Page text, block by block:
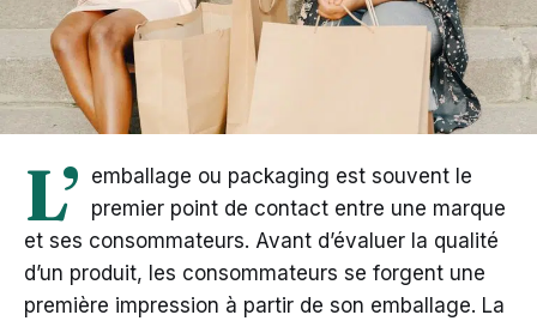
L’ emballage ou packaging est souvent le
premier point de contact entre une marque
et ses consommateurs. Avant d’évaluer la qualité
d’un produit, les consommateurs se forgent une
première impression à partir de son emballage. La